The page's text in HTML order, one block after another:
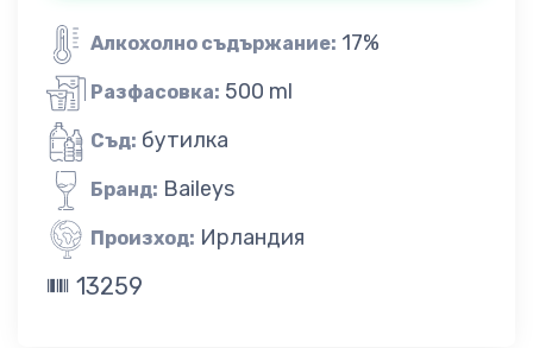
Алкохолно съдържание: 17%
Разфасовка: 500 ml
Съд: бутилка
Бранд: Baileys
Произход: Ирландия
13259